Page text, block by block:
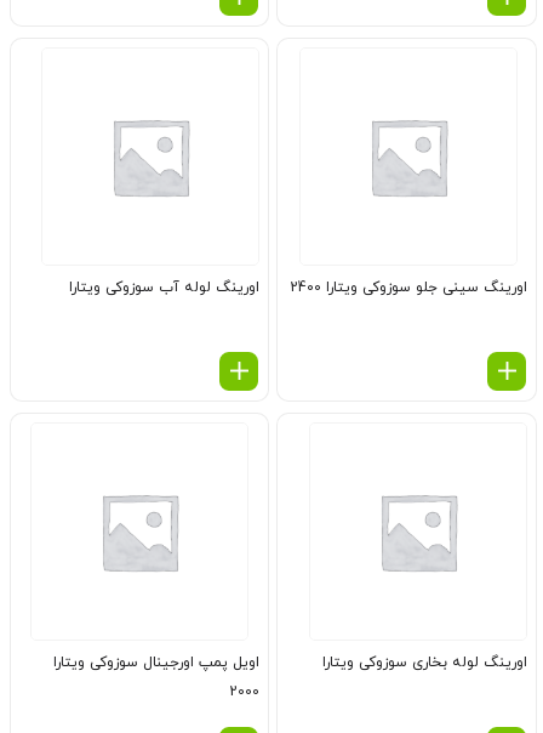
اورینگ سینی جلو سوزوکی ویتارا 2400 اورینگ لوله آب سوزوکی ویتارا
اورینگ لوله بخاری سوزوکی ویتارا
اویل پمپ اورجینال سوزوکی ویتارا
2000